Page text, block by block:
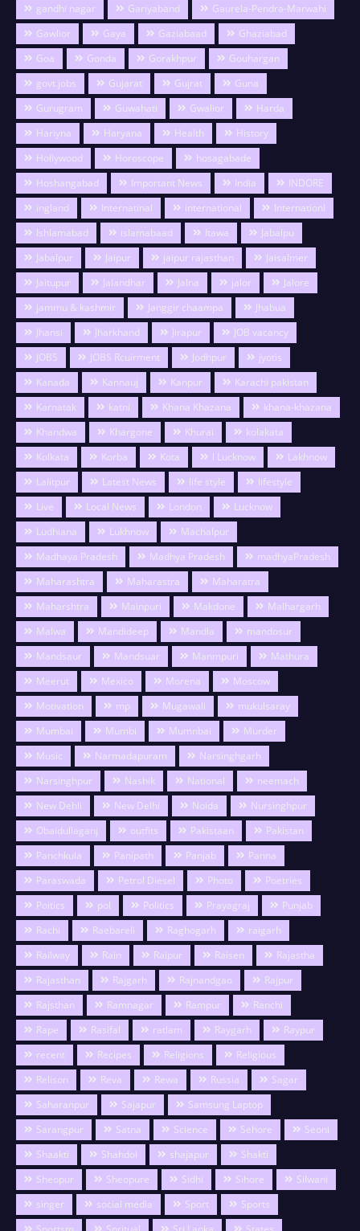
gandhi nagar
Gariyaband
Gaurela-Pendra-Marwahi
Gawlior
Gaya Gaziabaad
Ghaziabad
Goa
Gonda Gorakhpur
Gouhargan
govt.jobs
Gujarat Gujrat
Guna
Gurugram
Guwahati Gwalior
Harda
Hariyna
Haryana Health
History
Hollywood
Horoscope
hosagabade
Hoshangabad
Important News India
INDORE
ingland
Internatinal international
Internationl
Ishlamabad
islamabaad Itawa
Jabalpu
Jabalpur
Jaipur jaipur rajasthan
Jaisalmer
Jaitupur
Jalandhar Jalna jalor
Jalore
jammu & kashmir
Janggir chaampa
Jhabua
Jhansi
Jharkhand Jirapur
JOB vacancy
JOBS
JOBS Rcuirment Jodhpur
jyotis
Kanada
Kannauj Kanpur
Karachi pakistan
Karnatak
katni Khana Khazana
khana-khazana
Khandwa
Khargone Khurai
kolakata
Kolkata
Korba Kota l Lucknow
Lakhnow
Lalitpur
Latest News life style
lifestyle
Live
Local News London
Lucknow
Ludhiana
Lukhnow
Machalpur
Madhaya Pradesh
Madhya Pradesh
madhyaPradesh
Maharashtra
Maharastra
Maharatra
Maharshtra
Mainpuri Makdone
Malhargarh
Malwa
Mandideep Mandla
mandosur
Mandsaur
Mandsuar Manmpuri
Mathura
Meerut
Mexico Morena
Moscow
Motivation
mp Mugawali
mukulsaray
Mumbai
Mumbi Mumnbai
Murder
Music
Narmadapuram
Narsinghgarh
Narsinghpur
Nashik National
neemach
New Dehli
New Delhi Noida
Nursinghpur
Obaidullaganj
outfits Pakistaan
Pakistan
Panchkula
Panipath Panjab
Panna
Paraswada
Petrol Diesel Photo
Poetries
Poitics
pol Politics Prayagraj
Punjab
Rachi
Raebareli Raghogarh
raigarh
Railway
Rain Raipur Raisen
Rajastha
Rajasthan
Rajgarh Rajnandgao
Rajpur
Rajsthan
Ramnagar Rampur
Ranchi
Rape
Rasifal ratlam Raygarh
Raypur
recent
Recipes Religions
Religious
Relison
Reva Rewa Russia
Sagar
Saharanpur
Sajapur
Samsung Laptop
Sarangpur
Satna Science Sehore
Seoni
Shaakti
Shahdol shajapur
Shakti
Sheopur
Sheopure Sidhi Sihore
Silwani
singer
social media Sport
Sports